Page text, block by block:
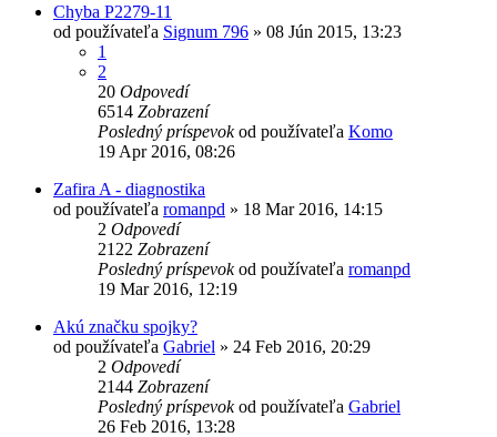
Chyba P2279-11
od používateľa Signum 796 » 08 Jún 2015, 13:23
1
2
20 Odpovedí
6514 Zobrazení
Posledný príspevokod používateľa Komo
19 Apr 2016, 08:26
Zafira A - diagnostika
od používateľa romanpd » 18 Mar 2016, 14:15
2 Odpovedí
2122 Zobrazení
Posledný príspevokod používateľa romanpd
19 Mar 2016, 12:19
Akú značku spojky?
od používateľa Gabriel » 24 Feb 2016, 20:29
2 Odpovedí
2144 Zobrazení
Posledný príspevokod používateľa Gabriel
26 Feb 2016, 13:28